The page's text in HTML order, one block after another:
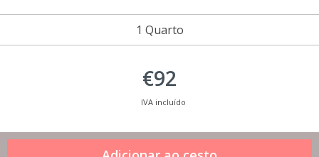
1 Quarto
€92
IVA incluído